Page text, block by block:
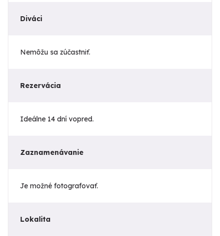
Diváci
Nemôžu sa zúčastniť.
Rezervácia
Ideálne 14 dní vopred.
Zaznamenávanie
Je možné fotografovať.
Lokalita